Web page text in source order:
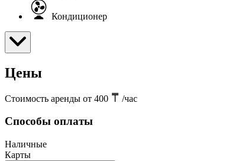
Кондиционер
Цены
Стоимость аренды от 400 /час
Способы оплаты
Наличные
Карты